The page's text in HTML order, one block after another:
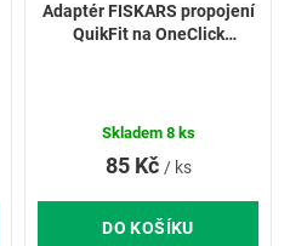
Adaptér FISKARS propojení
QuikFit na OneClick
85 Kč / ks
DO KOŠÍKU
Skladem 8 ks